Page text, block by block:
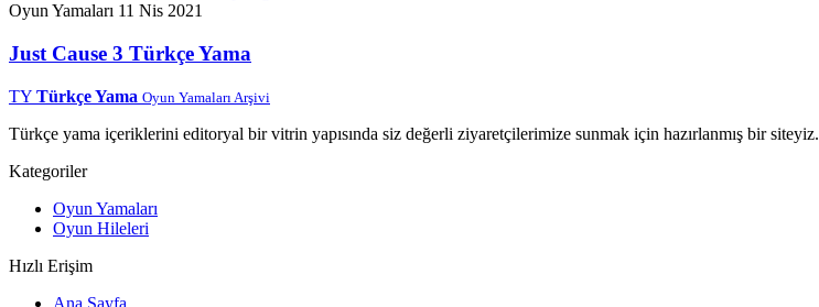
Oyun Yamaları 11 Nis 2021
Just Cause 3 Türkçe Yama
TY Türkçe Yama Oyun Yamaları Arşivi
Türkçe yama içeriklerini editoryal bir vitrin yapısında siz değerli ziyaretçilerimize sunmak için hazırlanmış bir siteyiz.
Kategoriler
Oyun Yamaları
Oyun Hileleri
Hızlı Erişim
Ana Sayfa